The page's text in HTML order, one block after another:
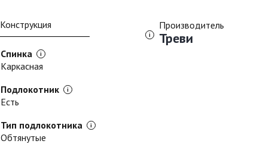
Конструкция
Спинка
Каркасная
Подлокотник
Есть
Тип подлокотника
Обтянутые
Производитель
Треви